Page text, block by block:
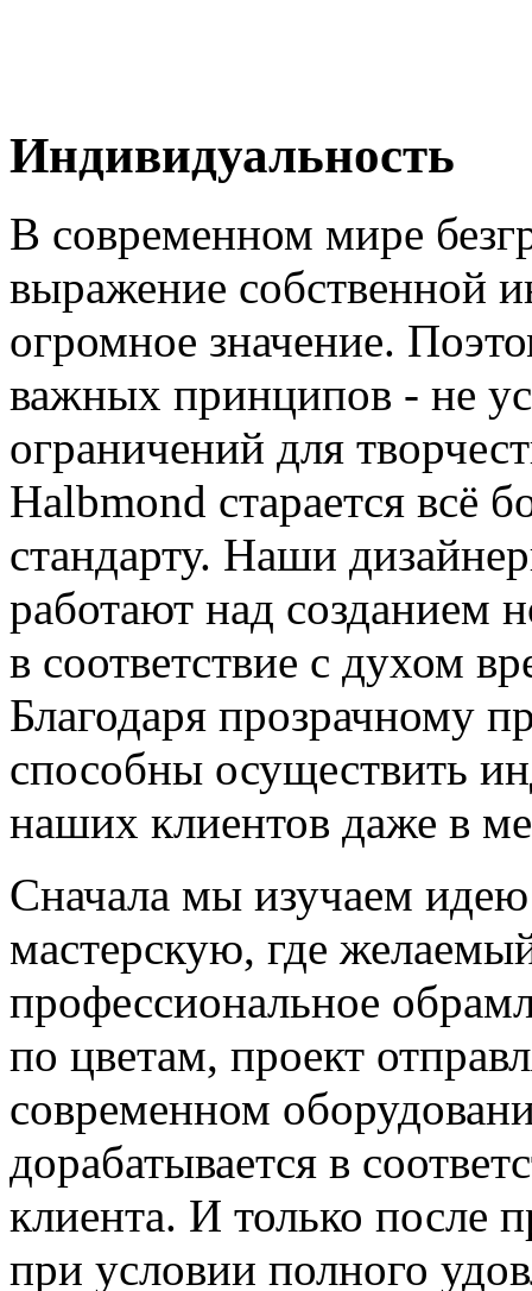
Индивидуальность
В современном мире
выражение собственной
огромное значение.
важных принципов - не
ограничений для
Halbmond старается всё
стандарту. Наши
работают над созданием
в соответствие с духом
Благодаря прозрачному
способны осуществить
наших клиентов даже в
Сначала мы изучаем
мастерскую, где
профессиональное
по цветам, проект
современном
дорабатывается в
клиента. И только после
при условии полного